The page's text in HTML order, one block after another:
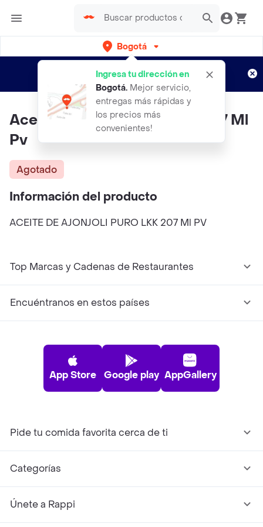
Bogotá
Ingresa tu dirección en
Bogotá. Mejor servicio,
entregas más rápidas y
los precios más
convenientes!
envíos gratis por semanas
Aplican TyC
Aceite De Ajonjoli Puro Lkk 207 Ml
Pv
Agotado
Información del producto
ACEITE DE AJONJOLI PURO LKK 207 Ml PV
Top Marcas y Cadenas de Restaurantes
Encuéntranos en estos países
App Store Google play AppGallery
Pide tu comida favorita cerca de ti
Categorías
Únete a Rappi